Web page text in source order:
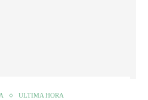
ULTIMA HORA